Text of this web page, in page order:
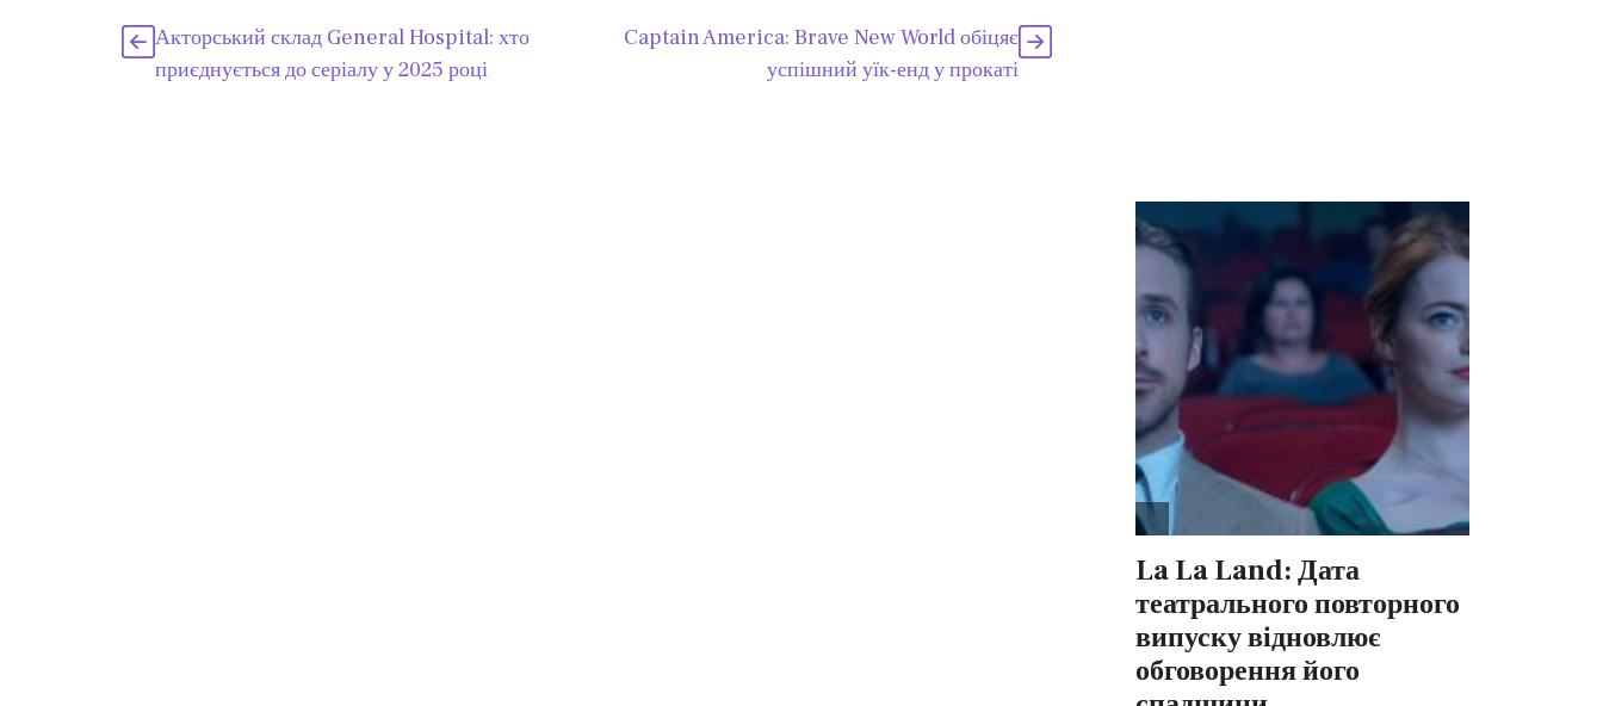
Акторський склад General Hospital: хто
приєднується до серіалу у 2025 році
Captain America: Brave New World обіцяє
успішний уїк-енд у прокаті